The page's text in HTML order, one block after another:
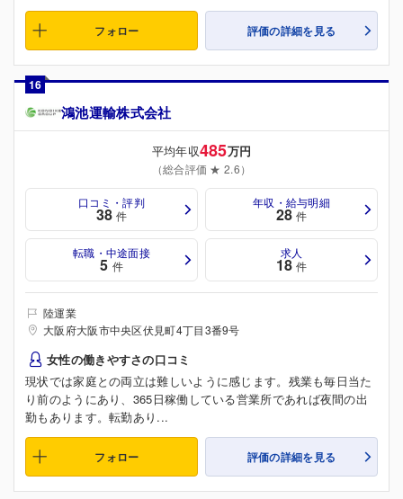
フォロー 評価の詳細を見る
16
鴻池運輸株式会社
平均年収485万円
（総合評価 ★ 2.6）
口コミ・評判
38 件
年収・給与明細
28 件
転職・中途面接
5 件
求人
18 件
陸運業
大阪府大阪市中央区伏見町4丁目3番9号
女性の働きやすさの口コミ
現状では家庭との両立は難しいように感じます。残業も毎日当た
り前のようにあり、365日稼働している営業所であれば夜間の出
勤もあります。転勤あり...
フォロー 評価の詳細を見る